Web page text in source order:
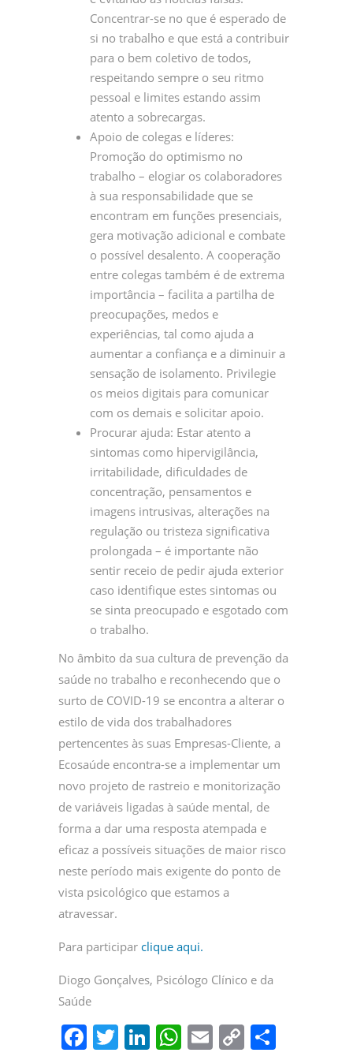
Concentrar-se no que é esperado de
si no trabalho e que está a contribuir
para o bem coletivo de todos,
respeitando sempre o seu ritmo
pessoal e limites estando assim
atento a sobrecargas.
Apoio de colegas e líderes:
Promoção do optimismo no
trabalho – elogiar os colaboradores
à sua responsabilidade que se
encontram em funções presenciais,
gera motivação adicional e combate
o possível desalento. A cooperação
entre colegas também é de extrema
importância – facilita a partilha de
preocupações, medos e
experiências, tal como ajuda a
aumentar a confiança e a diminuir a
sensação de isolamento. Privilegie
os meios digitais para comunicar
com os demais e solicitar apoio.
Procurar ajuda: Estar atento a
sintomas como hipervigilância,
irritabilidade, dificuldades de
concentração, pensamentos e
imagens intrusivas, alterações na
regulação ou tristeza significativa
prolongada – é importante não
sentir receio de pedir ajuda exterior
caso identifique estes sintomas ou
se sinta preocupado e esgotado com
o trabalho.
No âmbito da sua cultura de prevenção da
saúde no trabalho e reconhecendo que o
surto de COVID-19 se encontra a alterar o
estilo de vida dos trabalhadores
pertencentes às suas Empresas-Cliente, a
Ecosaúde encontra-se a implementar um
novo projeto de rastreio e monitorização
de variáveis ligadas à saúde mental, de
forma a dar uma resposta atempada e
eficaz a possíveis situações de maior risco
neste período mais exigente do ponto de
vista psicológico que estamos a
atravessar.
Para participar clique aqui.
Diogo Gonçalves, Psicólogo Clínico e da
Saúde
F T Li W E C